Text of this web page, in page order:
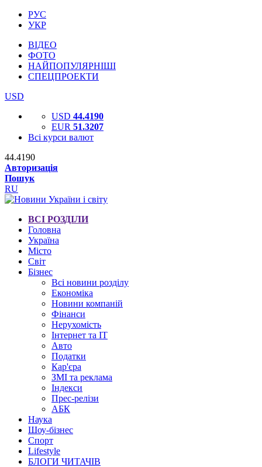
РУС
УКР
ВІДЕО
ФОТО
НАЙПОПУЛЯРНІШІ
СПЕЦПРОЕКТИ
USD
USD 44.4190
EUR 51.3207
Всі курси валют
44.4190
Авторизація
Пошук
RU
ВСІ РОЗДІЛИ
Головна
Україна
Місто
Світ
Бізнес
Всі новини розділу
Економіка
Новини компаній
Фінанси
Нерухомість
Інтернет та IT
Авто
Податки
Кар'єра
ЗМІ та реклама
Індекси
Прес-релізи
АБК
Наука
Шоу-бізнес
Спорт
Lifestyle
БЛОГИ ЧИТАЧІВ